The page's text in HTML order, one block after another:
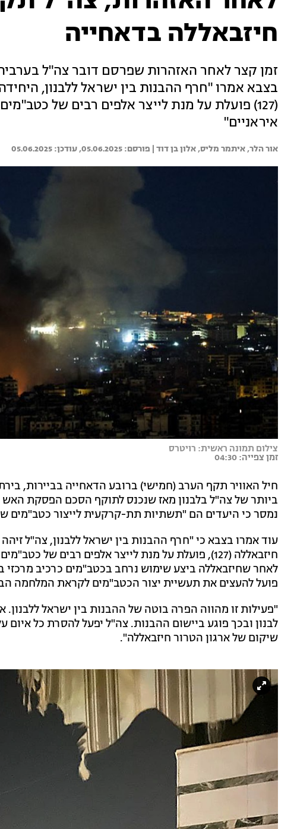
חיזבאללה בדאחייה
זמן קצר לאחר האזהרות שפרסם דובר צה"ל
בצבא אמרו "חרף ההבנות בין ישראל ללבנון,
(127) פועלת על מנת לייצר אלפים רבים של
איראניים"
אור הלר, איתמר מליס, אלון בן דוד | 05.06.2025
05.06.2025
צילום תמונה ראשית: רויטרס
זמן צפייה: 04:30
חיל האוויר תקף הערב (חמישי) ברובע הדאחייה בביירות,
ביותר של צה"ל בלבנון מאז שנכנס לתוקף הסכם הפסקת
נמסר כי היעדים הם "תשתיות תת-קרקעית לייצור כטב"מים
עוד אמרו בצבא כי "חרף ההבנות בין ישראל ללבנון, צה"ל
חיזבאללה (127), פועלת על מנת לייצר אלפים רבים של
לאחר שחיזבאללה ביצע שימוש נרחב בכטב"מים כרכיב מרכזי
פועל להעצים את תעשיית יצור הכטב"מים לקראת המלחמה
"פעילות זו מהווה הפרה בוטה של ההבנות בין ישראל ללבנון.
לבנון ובכך פוגע ביישום ההבנות. צה"ל יפעל להסרת כל איום
שיקום של ארגון הטרור חיזבאללה".